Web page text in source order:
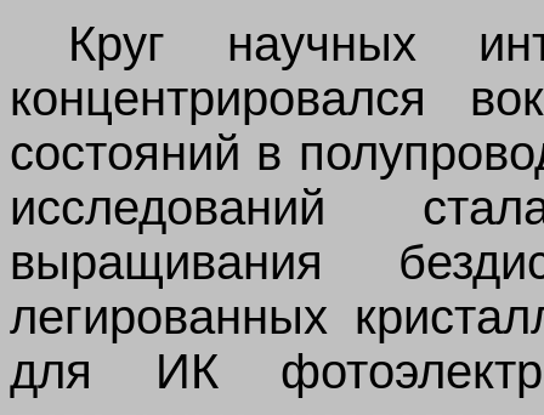
Круг научных
концентрировался
состояний в
исследований
выращивания
легированных
для ИК